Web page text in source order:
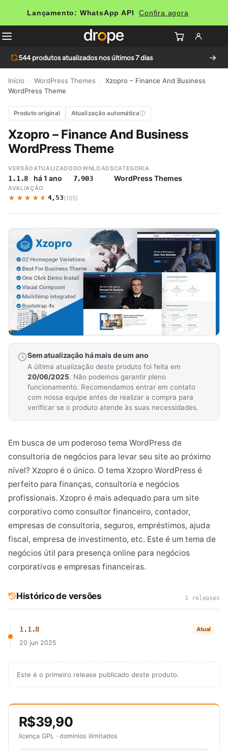
Lançamento: WhatsApp API Confira agora
544produtos atualizados nos últimos 7 dias
Início WordPress Themes
Xzopro – Finance And Business
WordPress Theme
Produto original Atualização automática
Xzopro – Finance And Business
WordPress Theme
VERSÃO
1.1.8
ATUALIZADO
há 1 ano
DOWNLOADS
7.903
CATEGORIA
WordPress Themes
AVALIAÇÃO
★★★★★
★★★★★ 4,53(165)
Sem atualização há mais de um ano
A última atualização deste produto foi feita em
20/06/2025. Não podemos garantir pleno
funcionamento. Recomendamos entrar em contato
com nossa equipe antes de realizar a compra para
verificar se o produto atende às suas necessidades.
Em busca de um poderoso tema WordPress de
consultoria de negócios para levar seu site ao próximo
nível? Xzopro é o único. O tema Xzopro WordPress é
perfeito para finanças, consultoria e negócios
profissionais. Xzopro é mais adequado para um site
corporativo como consultor financeiro, contador,
empresas de consultoria, seguros, empréstimos, ajuda
fiscal, empresa de investimento, etc. Este é um tema de
negócios útil para presença online para negócios
corporativos e empresas financeiras.
Histórico de versões 1 releases
1.1.8 Atual
20 jun 2025
Este é o primeiro release publicado deste produto.
R$39,90
licença GPL · domínios ilimitados